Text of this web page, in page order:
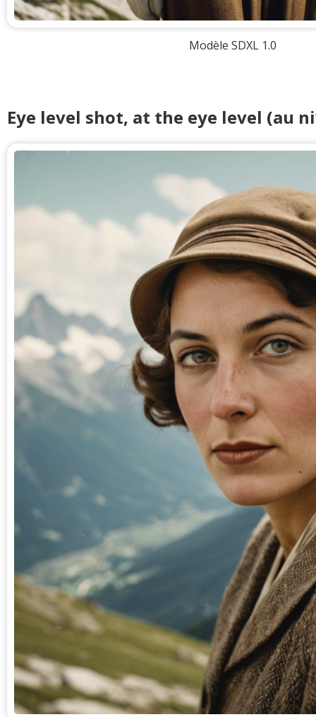
Modèle SDXL 1.0
Eye level shot, at the eye level (au